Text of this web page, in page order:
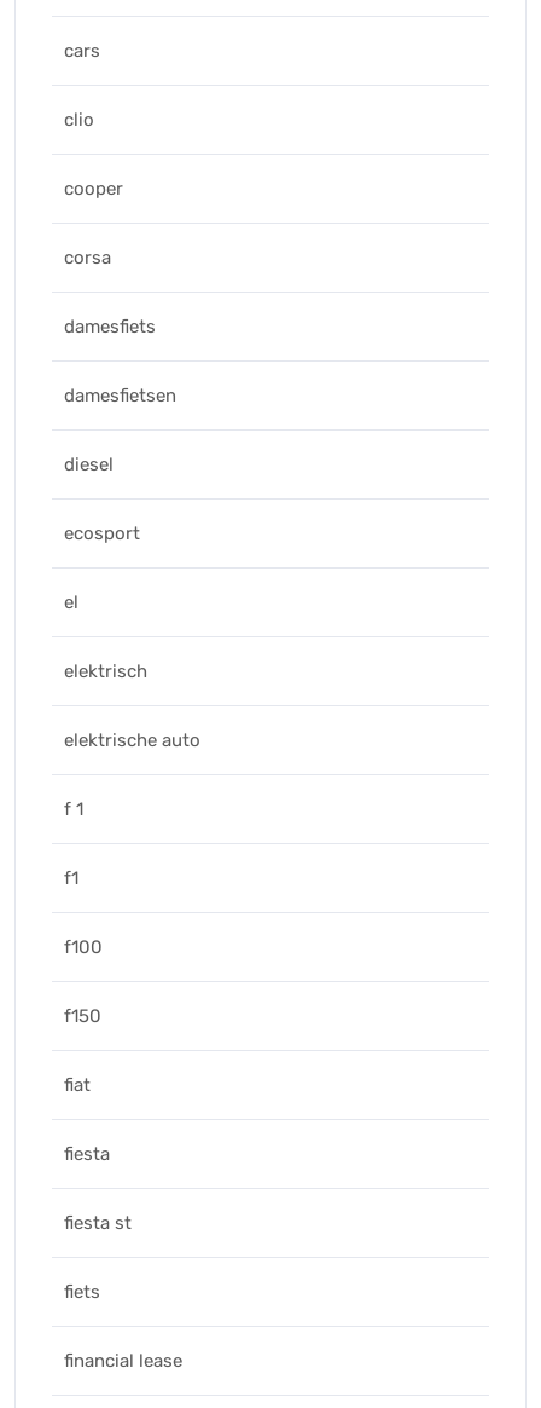
cars
clio
cooper
corsa
damesfiets
damesfietsen
diesel
ecosport
el
elektrisch
elektrische auto
f 1
f1
f100
f150
fiat
fiesta
fiesta st
fiets
financial lease